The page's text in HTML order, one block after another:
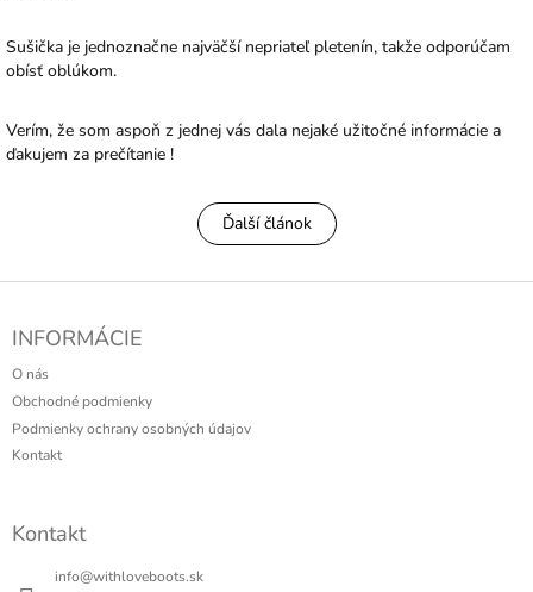
Sušička je jednoznačne najväčší nepriateľ pletenín, takže odporúčam
obísť oblúkom.
Verím, že som aspoň z jednej vás dala nejaké užitočné informácie a
ďakujem za prečítanie !
Ďalší článok
INFORMÁCIE
O nás
Obchodné podmienky
Podmienky ochrany osobných údajov
Kontakt
Kontakt
info@withloveboots.sk